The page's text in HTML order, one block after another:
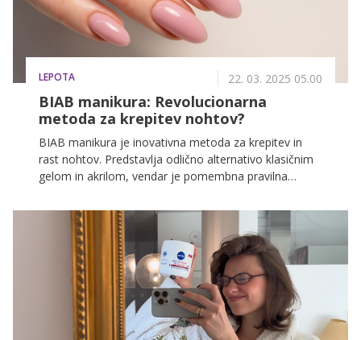
LEPOTA 22. 03. 2025 05.00
BIAB manikura: Revolucionarna
metoda za krepitev nohtov?
BIAB manikura je inovativna metoda za krepitev in
rast nohtov. Predstavlja odlično alternativo klasičnim
gelom in akrilom, vendar je pomembna pravilna
lahko uživate v lepih in zdravih nohtih.